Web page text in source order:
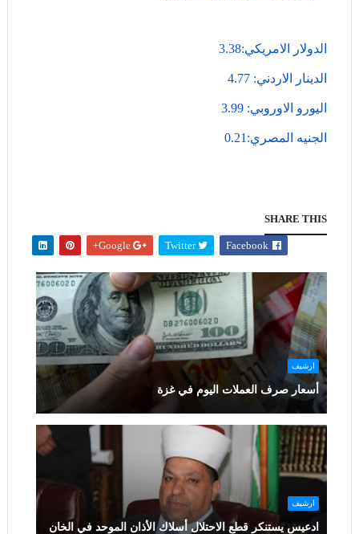
الدولار الامريكي:3.38
الدينار الاردني: 4.77
اليورو الاوروبي: 3.99
الجنيه المصري:0.21
SHARE THIS
Facebook
Twitter
Google+
ارشيف
أسعار صرف العملات اليوم في غزة
ارشيف
ادعيس يستنكر قطع الاحتلال أسلاك الأذان الموحد في الخان